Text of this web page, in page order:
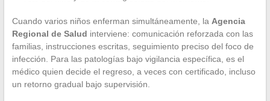
Cuando varios niños enferman simultáneamente, la Agencia
Regional de Salud interviene: comunicación reforzada con las
familias, instrucciones escritas, seguimiento preciso del foco de
infección. Para las patologías bajo vigilancia específica, es el
médico quien decide el regreso, a veces con certificado, incluso
un retorno gradual bajo supervisión.